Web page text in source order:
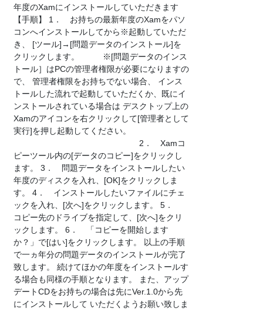
年度のXamにインストールしていただきます
【手順】 1． お持ちの最新年度のXamをパソ
コンへインストールしてから※起動していただ
き、 [ツール]→[問題データのインストール]を
クリックします。 ※[問題データのインス
トール］はPCの管理者権限が必要になりますの
で、 管理者権限をお持ちでない場合、 インス
トールした流れで起動していただくか、既にイ
ンストールされている場合は デスクトップ上の
Xamのアイコンを右クリックして[管理者として
実行]を押し起動してください。
2． Xamコ
ピーツール内の[データのコピー]をクリックし
ます。 3． 問題データをインストールしたい
年度のディスクを入れ、[OK]をクリックしま
す。 4． インストールしたいファイルにチェ
ックを入れ、[次へ]をクリックします。 5．
コピー先のドライブを指定して、[次へ]をクリ
ックします。 6． 「コピーを開始します
か？」で[はい]をクリックします。 以上の手順
で一ヵ年分の問題データのインストールが完了
致します。 続けてほかの年度をインストールす
る場合も同様の手順となります。 また、アップ
デートCDをお持ちの場合は先にVer.1.0から先
にインストールして いただくようお願い致しま